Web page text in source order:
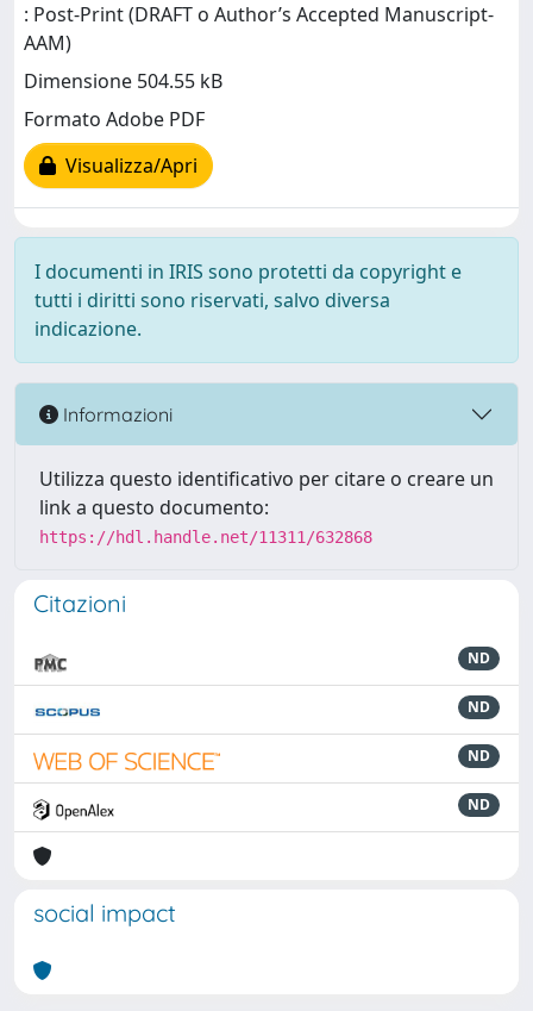
: Post-Print (DRAFT o Author’s Accepted Manuscript-
AAM)
Dimensione 504.55 kB
Formato Adobe PDF
Visualizza/Apri
I documenti in IRIS sono protetti da copyright e
tutti i diritti sono riservati, salvo diversa
indicazione.
Informazioni
Utilizza questo identificativo per citare o creare un
link a questo documento:
https://hdl.handle.net/11311/632868
Citazioni
ND
ND
ND
ND
social impact